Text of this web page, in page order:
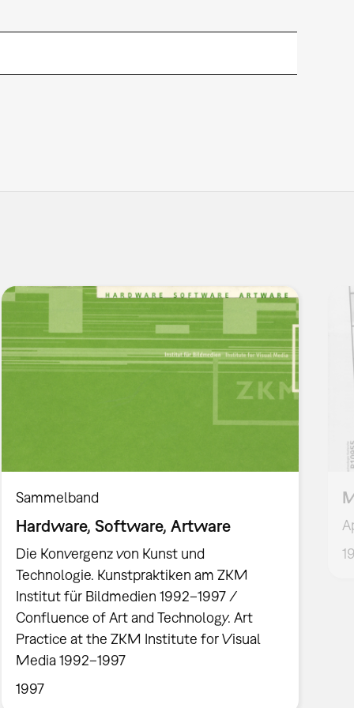
Sammelband
Hardware, Software, Artware
Die Konvergenz von Kunst und
Technologie. Kunstpraktiken am ZKM
Institut für Bildmedien 1992–1997 /
Confluence of Art and Technology. Art
Practice at the ZKM Institute for Visual
Media 1992–1997
1997